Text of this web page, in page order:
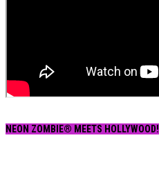
NEON ZOMBIE® MEETS HOLLYWOOD!